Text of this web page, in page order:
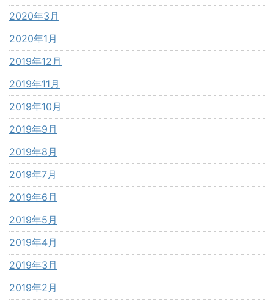
2020年3月
2020年1月
2019年12月
2019年11月
2019年10月
2019年9月
2019年8月
2019年7月
2019年6月
2019年5月
2019年4月
2019年3月
2019年2月